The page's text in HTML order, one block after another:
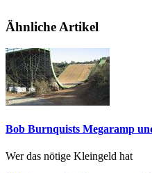
Ähnliche Artikel
Bob Burnquists Megaramp
Wer das nötige Kleingeld hat